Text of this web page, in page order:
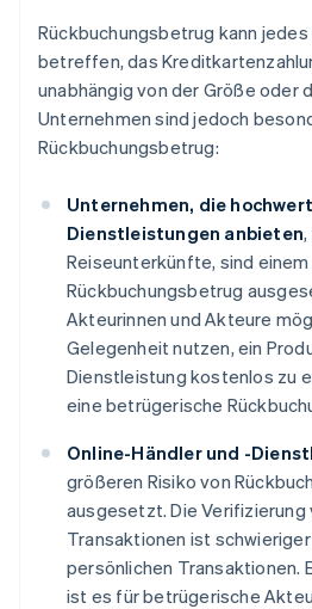
Rückbuchungsbetrug kann
betreffen, das
unabhängig von der Größe oder
Unternehmen sind jedoch
Rückbuchungsbetrug:
Unternehmen, die
Dienstleistungen anbieten
Reiseunterkünfte, sind
Rückbuchungsbetrug
Akteurinnen und Akteure
Gelegenheit nutzen, ein
Dienstleistung kostenlos zu
eine betrügerische
Online-Händler und -
größeren Risiko von
ausgesetzt. Die Verifizierung
Transaktionen ist
persönlichen Transaktionen.
ist es für betrügerische